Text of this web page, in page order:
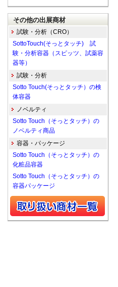
その他の出展商材
試験・分析（CRO）
SottoTouch(そっとタッチ) 試
験・分析容器（スピッツ、試薬容
器等）
試験・分析
Sotto Touch(そっとタッチ）の検
体容器
ノベルティ
Sotto Touch（そっとタッチ）の
ノベルティ商品
容器・パッケージ
Sotto Touch（そっとタッチ）の
化粧品容器
Sotto Touch（そっとタッチ）の
容器パッケージ